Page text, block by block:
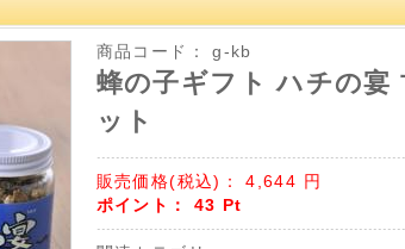
商品コード： g-kb
蜂の子ギフト ハチの宴
ット
販売価格(税込)： 4,644 円
ポイント： 43 Pt